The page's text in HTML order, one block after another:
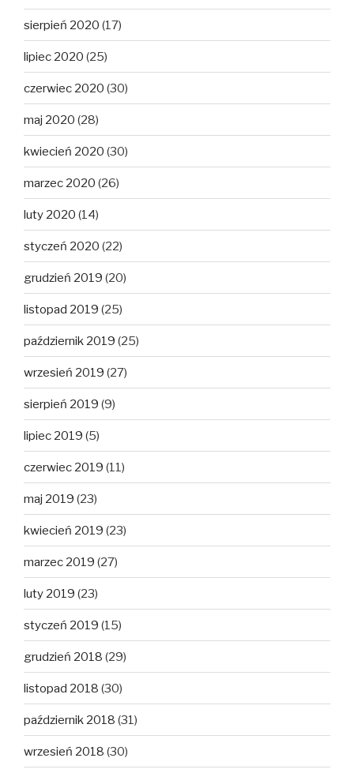
sierpień 2020 (17)
lipiec 2020 (25)
czerwiec 2020 (30)
maj 2020 (28)
kwiecień 2020 (30)
marzec 2020 (26)
luty 2020 (14)
styczeń 2020 (22)
grudzień 2019 (20)
listopad 2019 (25)
październik 2019 (25)
wrzesień 2019 (27)
sierpień 2019 (9)
lipiec 2019 (5)
czerwiec 2019 (11)
maj 2019 (23)
kwiecień 2019 (23)
marzec 2019 (27)
luty 2019 (23)
styczeń 2019 (15)
grudzień 2018 (29)
listopad 2018 (30)
październik 2018 (31)
wrzesień 2018 (30)